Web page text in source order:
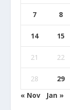
7 8
14 15
21 22
28 29
« Nov
Jan »